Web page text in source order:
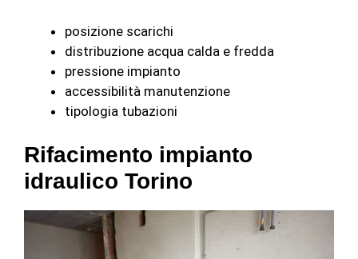
posizione scarichi
distribuzione acqua calda e fredda
pressione impianto
accessibilità manutenzione
tipologia tubazioni
Rifacimento impianto
idraulico Torino